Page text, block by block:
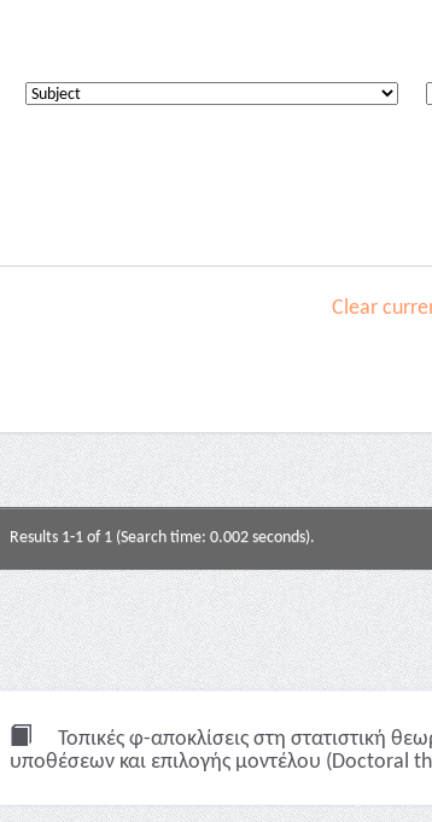
Clear
Results 1-1 of 1 (Search time: 0.002 seconds).
Τοπικές φ-αποκλίσεις στη στατιστική
υποθέσεων και επιλογής μοντέλου (Doctoral